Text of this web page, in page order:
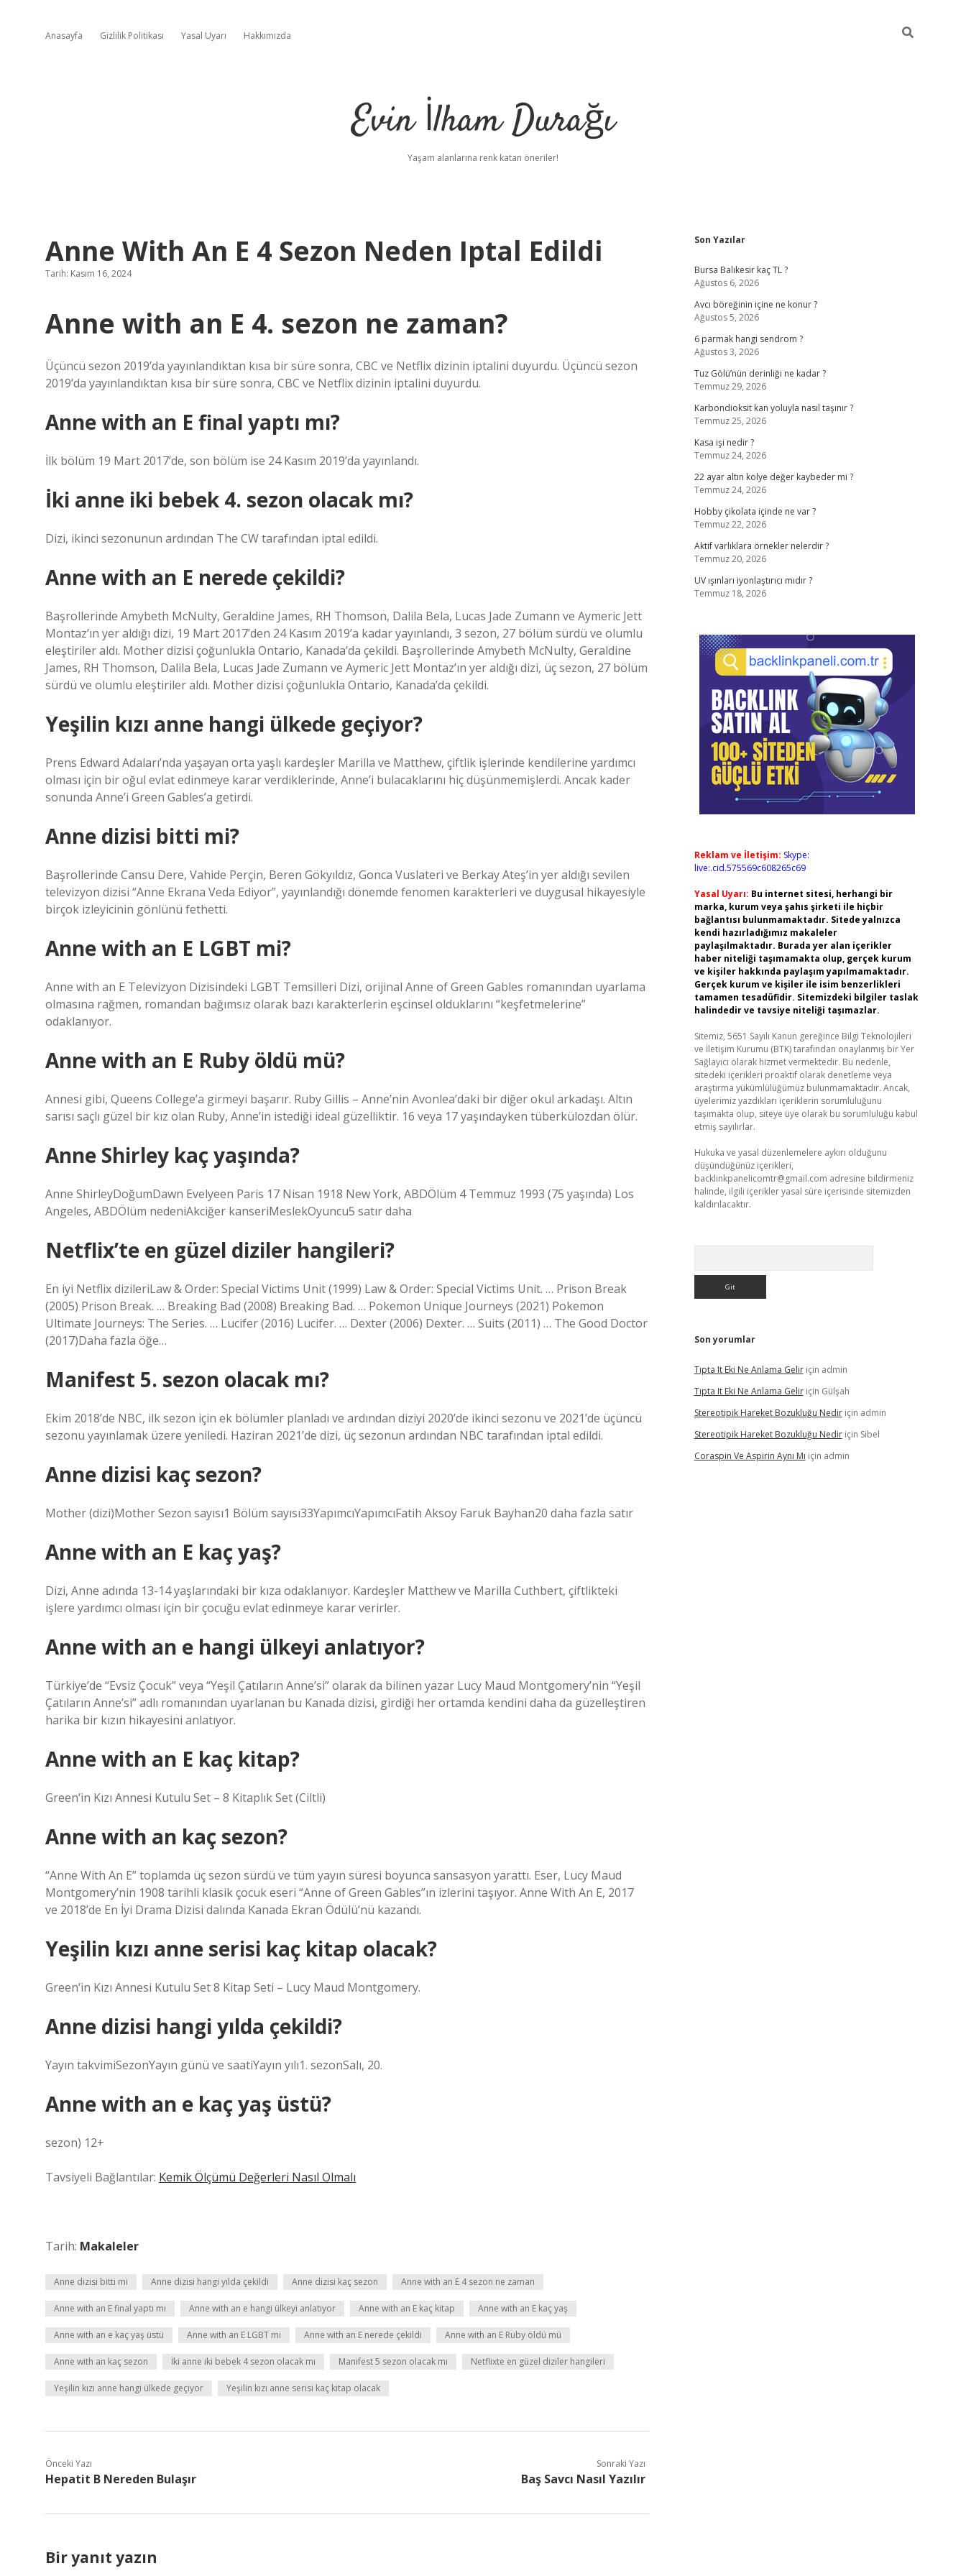
Anasayfa Gizlilik Politikası Yasal Uyarı Hakkımızda
Evin İlham Durağı
Yaşam alanlarına renk katan öneriler!
Anne With An E 4 Sezon Neden Iptal Edildi
Tarih: Kasım 16, 2024
Anne with an E 4. sezon ne zaman?
Üçüncü sezon 2019’da yayınlandıktan kısa bir süre sonra, CBC ve Netflix dizinin iptalini duyurdu. Üçüncü sezon
2019’da yayınlandıktan kısa bir süre sonra, CBC ve Netflix dizinin iptalini duyurdu.
Anne with an E final yaptı mı?
İlk bölüm 19 Mart 2017’de, son bölüm ise 24 Kasım 2019’da yayınlandı.
İki anne iki bebek 4. sezon olacak mı?
Dizi, ikinci sezonunun ardından The CW tarafından iptal edildi.
Anne with an E nerede çekildi?
Başrollerinde Amybeth McNulty, Geraldine James, RH Thomson, Dalila Bela, Lucas Jade Zumann ve Aymeric Jett
Montaz’ın yer aldığı dizi, 19 Mart 2017’den 24 Kasım 2019’a kadar yayınlandı, 3 sezon, 27 bölüm sürdü ve olumlu
eleştiriler aldı. Mother dizisi çoğunlukla Ontario, Kanada’da çekildi. Başrollerinde Amybeth McNulty, Geraldine
James, RH Thomson, Dalila Bela, Lucas Jade Zumann ve Aymeric Jett Montaz’ın yer aldığı dizi, üç sezon, 27 bölüm
sürdü ve olumlu eleştiriler aldı. Mother dizisi çoğunlukla Ontario, Kanada’da çekildi.
Yeşilin kızı anne hangi ülkede geçiyor?
Prens Edward Adaları’nda yaşayan orta yaşlı kardeşler Marilla ve Matthew, çiftlik işlerinde kendilerine yardımcı
olması için bir oğul evlat edinmeye karar verdiklerinde, Anne’i bulacaklarını hiç düşünmemişlerdi. Ancak kader
sonunda Anne’i Green Gables’a getirdi.
Anne dizisi bitti mi?
Başrollerinde Cansu Dere, Vahide Perçin, Beren Gökyıldız, Gonca Vuslateri ve Berkay Ateş’in yer aldığı sevilen
televizyon dizisi “Anne Ekrana Veda Ediyor”, yayınlandığı dönemde fenomen karakterleri ve duygusal hikayesiyle
birçok izleyicinin gönlünü fethetti.
Anne with an E LGBT mi?
Anne with an E Televizyon Dizisindeki LGBT Temsilleri Dizi, orijinal Anne of Green Gables romanından uyarlama
olmasına rağmen, romandan bağımsız olarak bazı karakterlerin eşcinsel olduklarını “keşfetmelerine”
odaklanıyor.
Anne with an E Ruby öldü mü?
Annesi gibi, Queens College’a girmeyi başarır. Ruby Gillis – Anne’nin Avonlea’daki bir diğer okul arkadaşı. Altın
sarısı saçlı güzel bir kız olan Ruby, Anne’in istediği ideal güzelliktir. 16 veya 17 yaşındayken tüberkülozdan ölür.
Anne Shirley kaç yaşında?
Anne ShirleyDoğumDawn Evelyeen Paris 17 Nisan 1918 New York, ABDÖlüm 4 Temmuz 1993 (75 yaşında) Los
Angeles, ABDÖlüm nedeniAkciğer kanseriMeslekOyuncu5 satır daha
Netflix’te en güzel diziler hangileri?
En iyi Netflix dizileriLaw & Order: Special Victims Unit (1999) Law & Order: Special Victims Unit. … Prison Break
(2005) Prison Break. … Breaking Bad (2008) Breaking Bad. … Pokemon Unique Journeys (2021) Pokemon
Ultimate Journeys: The Series. … Lucifer (2016) Lucifer. … Dexter (2006) Dexter. … Suits (2011) … The Good Doctor
(2017)Daha fazla öğe…
Manifest 5. sezon olacak mı?
Ekim 2018’de NBC, ilk sezon için ek bölümler planladı ve ardından diziyi 2020’de ikinci sezonu ve 2021’de üçüncü
sezonu yayınlamak üzere yeniledi. Haziran 2021’de dizi, üç sezonun ardından NBC tarafından iptal edildi.
Anne dizisi kaç sezon?
Mother (dizi)Mother Sezon sayısı1 Bölüm sayısı33YapımcıYapımcıFatih Aksoy Faruk Bayhan20 daha fazla satır
Anne with an E kaç yaş?
Dizi, Anne adında 13-14 yaşlarındaki bir kıza odaklanıyor. Kardeşler Matthew ve Marilla Cuthbert, çiftlikteki
işlere yardımcı olması için bir çocuğu evlat edinmeye karar verirler.
Anne with an e hangi ülkeyi anlatıyor?
Türkiye’de “Evsiz Çocuk” veya “Yeşil Çatıların Anne’si” olarak da bilinen yazar Lucy Maud Montgomery’nin “Yeşil
Çatıların Anne’si” adlı romanından uyarlanan bu Kanada dizisi, girdiği her ortamda kendini daha da güzelleştiren
harika bir kızın hikayesini anlatıyor.
Anne with an E kaç kitap?
Green’in Kızı Annesi Kutulu Set – 8 Kitaplık Set (Ciltli)
Anne with an kaç sezon?
“Anne With An E” toplamda üç sezon sürdü ve tüm yayın süresi boyunca sansasyon yarattı. Eser, Lucy Maud
Montgomery’nin 1908 tarihli klasik çocuk eseri “Anne of Green Gables”ın izlerini taşıyor. Anne With An E, 2017
ve 2018’de En İyi Drama Dizisi dalında Kanada Ekran Ödülü’nü kazandı.
Yeşilin kızı anne serisi kaç kitap olacak?
Green’in Kızı Annesi Kutulu Set 8 Kitap Seti – Lucy Maud Montgomery.
Anne dizisi hangi yılda çekildi?
Yayın takvimiSezonYayın günü ve saatiYayın yılı1. sezonSalı, 20.
Anne with an e kaç yaş üstü?
sezon) 12+
Tavsiyeli Bağlantılar: Kemik Ölçümü Değerleri Nasıl Olmalı
Tarih: Makaleler
Anne dizisi bitti mi Anne dizisi hangi yılda çekildi Anne dizisi kaç sezon Anne with an E 4 sezon ne zaman
Anne with an E final yaptı mı Anne with an e hangi ülkeyi anlatıyor Anne with an E kaç kitap Anne with an E kaç yaş
Anne with an e kaç yaş üstü Anne with an E LGBT mi Anne with an E nerede çekildi Anne with an E Ruby öldü mü
Anne with an kaç sezon İki anne iki bebek 4 sezon olacak mı Manifest 5 sezon olacak mı Netflixte en güzel diziler hangileri
Yeşilin kızı anne hangi ülkede geçiyor Yeşilin kızı anne serisi kaç kitap olacak
Önceki Yazı
Hepatit B Nereden Bulaşır
Sonraki Yazı
Baş Savcı Nasıl Yazılır
Bir yanıt yazın
Sidebar
Son Yazılar
Bursa Balıkesir kaç TL ?
Ağustos 6, 2026
Avcı böreğinin içine ne konur ?
Ağustos 5, 2026
6 parmak hangi sendrom ?
Ağustos 3, 2026
Tuz Gölü’nün derinliği ne kadar ?
Temmuz 29, 2026
Karbondioksit kan yoluyla nasıl taşınır ?
Temmuz 25, 2026
Kasa işi nedir ?
Temmuz 24, 2026
22 ayar altın kolye değer kaybeder mi ?
Temmuz 24, 2026
Hobby çikolata içinde ne var ?
Temmuz 22, 2026
Aktif varlıklara örnekler nelerdir ?
Temmuz 20, 2026
UV ışınları iyonlaştırıcı mıdır ?
Temmuz 18, 2026
Reklam ve İletişim: Skype:
live:.cid.575569c608265c69
Yasal Uyarı: Bu internet sitesi, herhangi bir
marka, kurum veya şahıs şirketi ile hiçbir
bağlantısı bulunmamaktadır. Sitede yalnızca
kendi hazırladığımız makaleler
paylaşılmaktadır. Burada yer alan içerikler
haber niteliği taşımamakta olup, gerçek kurum
ve kişiler hakkında paylaşım yapılmamaktadır.
Gerçek kurum ve kişiler ile isim benzerlikleri
tamamen tesadüfidir. Sitemizdeki bilgiler taslak
halindedir ve tavsiye niteliği taşımazlar.
Sitemiz, 5651 Sayılı Kanun gereğince Bilgi Teknolojileri
ve İletişim Kurumu (BTK) tarafından onaylanmış bir Yer
Sağlayıcı olarak hizmet vermektedir. Bu nedenle,
sitedeki içerikleri proaktif olarak denetleme veya
araştırma yükümlülüğümüz bulunmamaktadır. Ancak,
üyelerimiz yazdıkları içeriklerin sorumluluğunu
taşımakta olup, siteye üye olarak bu sorumluluğu kabul
etmiş sayılırlar.
Hukuka ve yasal düzenlemelere aykırı olduğunu
düşündüğünüz içerikleri,
backlinkpanelicomtr@gmail.com adresine bildirmeniz
halinde, ilgili içerikler yasal süre içerisinde sitemizden
kaldırılacaktır.
Son yorumlar
Tıpta It Eki Ne Anlama Geliriçin admin
Tıpta It Eki Ne Anlama Geliriçin Gülşah
Stereotipik Hareket Bozukluğu Nediriçin admin
Stereotipik Hareket Bozukluğu Nediriçin Sibel
Coraspin Ve Aspirin Aynı Mı için admin